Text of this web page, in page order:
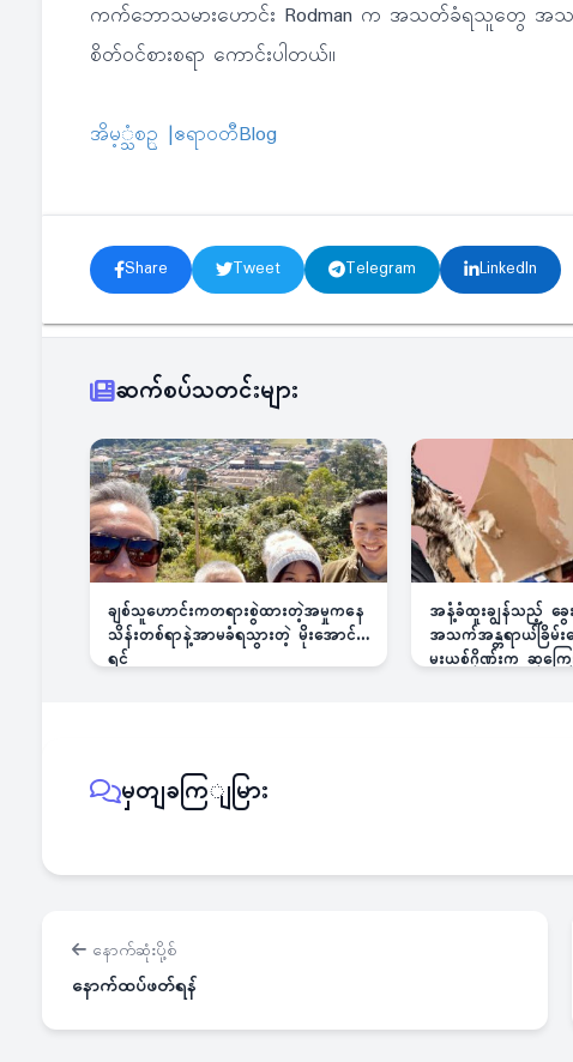
ကက်ဘောသမားဟောင်း Rodman က အသတ်ခံရသူတွေ အ
စိတ်ဝင်စားစရာ ကောင်းပါတယ်။
အိမ့္သံစဥ္ |ဧရာဝတီBlog
Share Tweet Telegram LinkedIn
ဆက်စပ်သတင်းများ
ချစ်သူဟောင်းကတရားစွဲထားတဲ့အမှုကနေ
သိန်းတစ်ရာနဲ့အာမခံရသွားတဲ့ မိုးအောင်
ရင်
အနံ့ခံထူးချွန်သည့် ခွေ
အသက်အန္တရာယ်ခြိမ်းခ
မူးယစ်ဂိုဏ်းက ဆုကြ
မှတျခကြျမြား
နောက်ဆုံးပို့စ်
နောက်ထပ်ဖတ်ရန်